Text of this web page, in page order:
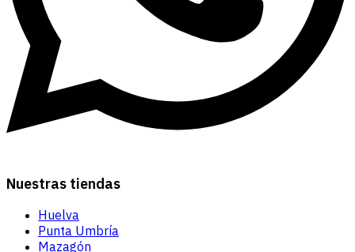
Nuestras tiendas
Huelva
Punta Umbría
Mazagón